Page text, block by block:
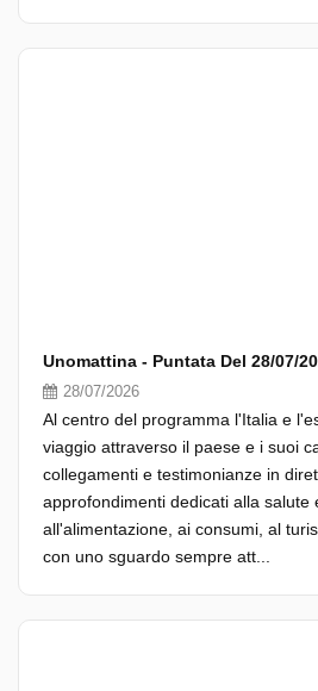
Unomattina - Puntata Del 28/07/
28/07/2026
Al centro del programma l'Italia e
viaggio attraverso il paese e i suoi
collegamenti e testimonianze in
approfondimenti dedicati alla salute
all'alimentazione, ai consumi, al
con uno sguardo sempre att...